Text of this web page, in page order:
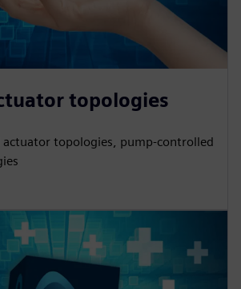
topologies
actuator topologies, pump-controlled